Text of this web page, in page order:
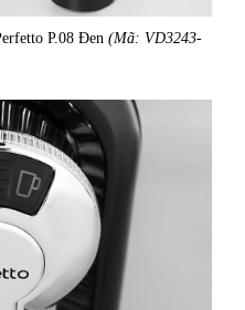
P.08 Đen (Mã: VD3243-